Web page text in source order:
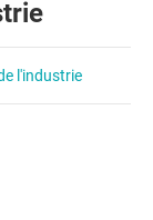
l'industrie